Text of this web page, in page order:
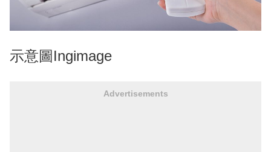
示意圖Ingimage
Advertisements